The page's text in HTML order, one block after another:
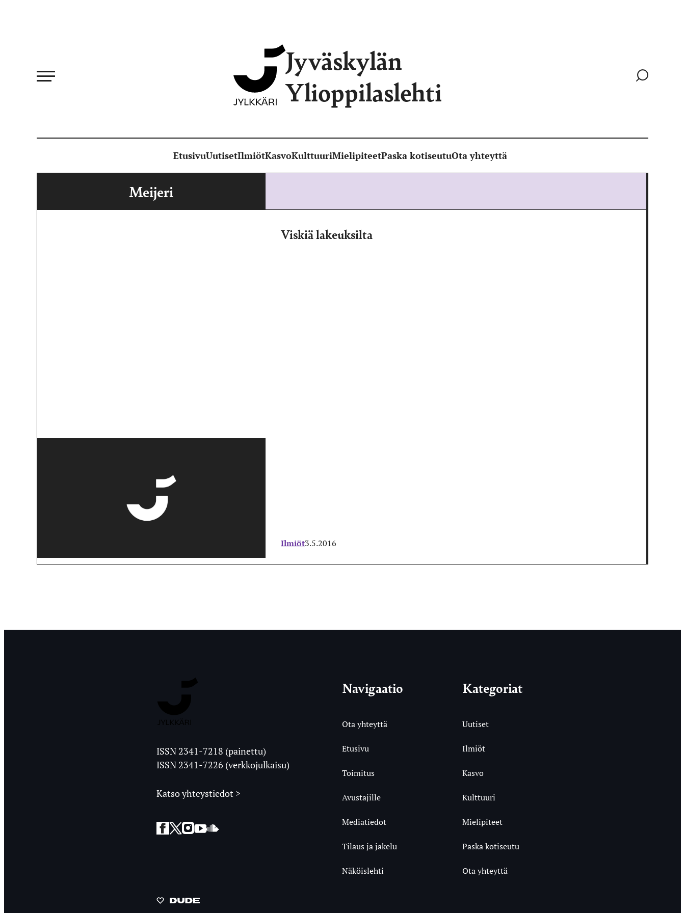
Jyväskylän
Ylioppilaslehti
Siirry
EtusivuUutisetIlmiötKasvoKulttuuriMielipiteetPaska kotiseutuOta yhteyttä
Meijeri
Viskiä lakeuksilta
Ilmiöt3.5.2016
Ylioppilaslehti
ISSN 2341-7218 (painettu)
ISSN 2341-7226 (verkkojulkaisu)
Katso yhteystiedot >
Facebook
Twitter
Instagram
YouTubeSoundCloud
Navigaatio
Ota yhteyttä
Etusivu
Toimitus
Avustajille
Mediatiedot
Tilaus ja jakelu
Näköislehti
Kategoriat
Uutiset
Ilmiöt
Kasvo
Kulttuuri
Mielipiteet
Paska kotiseutu
Ota yhteyttä